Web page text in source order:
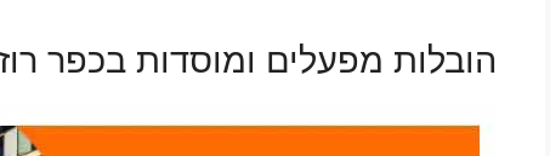
הובלות מפעלים ומוסדות בכפר